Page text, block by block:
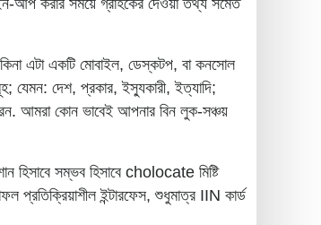
আপ করার সময়ে গ্রাহকের দেওয়া তথ্য সমেত
কিনা এটা একটি মোবাইল, ডেস্কটপ, বা কনসোল
যেমন: দেশ, প্রকার, ইস্যুকারী, ইত্যাদি;
আমরা কোন ভাবেই আপনার বিন লুক-সঞ্চয়
হিসাবে সম্ভব হিসাবে cholocate মিষ্টি
প্রতিক্রিয়াশীল ইন্টারফেস, শুধুমাত্র IIN কার্ড